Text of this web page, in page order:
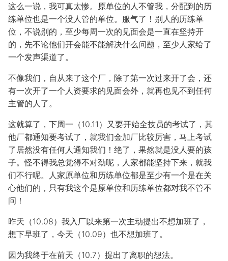
这么一说，我可真太惨。原单位的人不管我，分配到的历
练单位也是一个没人管的单位。服气了！别人的历练单
位，不说别的，至少每周一次的见面会是一直在坚持开
的，先不论他们开会能不能解决什么问题，至少人家给了
一个发声渠道了。
不像我们，自从来了这个厂，除了第一次过来开了会，还
有一次开了一个人资要求的见面会外，就再也见不到任何
主管的人了。
这就算了，下周一（10.11）又要开始全技员的考试了，其
他厂都通知要考试了，就我们金加厂比较厉害，马上考试
了居然没有任何人通知我们！绝了，果然就是没人要的孩
子。怪不得我总觉得不对劲呢，人家都能坚持下来，就我
们不行呢。人家原单位和历练单位都是至少有一个是在关
心他们的，只有我这个是原单位和历练单位都对我不管不
问！
昨天（10.08）我入厂以来第一次主动提出不想加班了，
想下早班了，今天（10.09）也不想加班了。
因为我终于在前天（10.7）提出了离职的想法。